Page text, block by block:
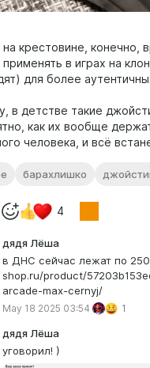
на крестовине, конечно,
в играх на
для более
в детстве такие
как их вообще
человека, и всё
барахлишко
4
дядя Лёша
в ДНС сейчас лежат по
shop.ru/product/
arcade-max-cernyj/
May 18 2025 03:54 1
дядя Лёша
уговорил! )